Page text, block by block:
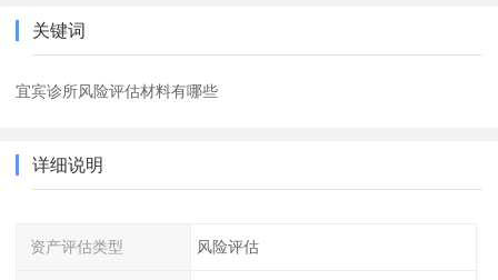
关键词
宜宾诊所风险评估材料有哪些
详细说明
资产评估类型 风险评估